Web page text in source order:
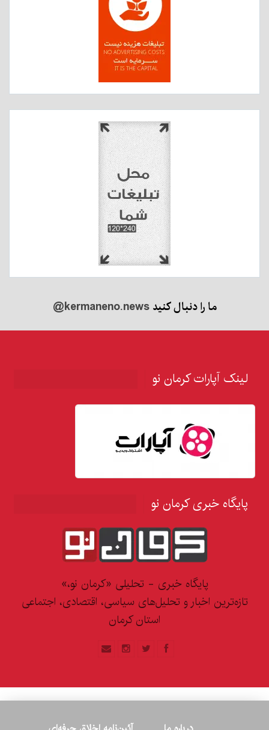
ما را دنبال کنید@kermaneno.news
لینک آپارات کرمان نو
پایگاه خبری کرمان نو
پایگاه خبری - تحلیلی «کرمان نو،»
تازه‌ترین اخبار و تحلیل‌های سیاسی، اقتصادی، اجتماعی
استان کرمان